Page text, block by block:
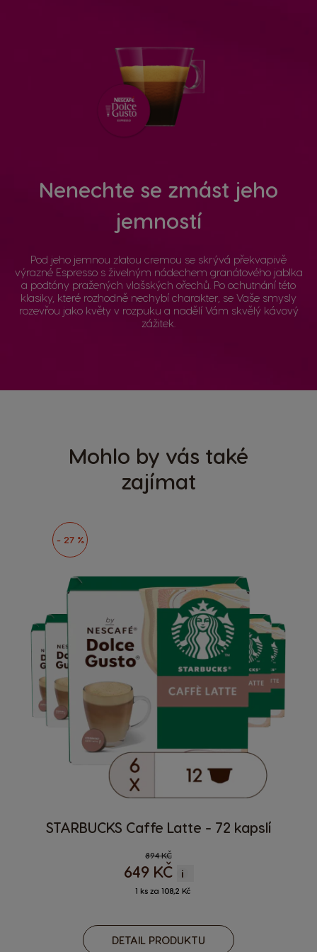
Nenechte se zmást jeho
jemností
Pod jeho jemnou zlatou cremou se skrývá překvapivě
výrazné Espresso s živelným nádechem granátového jablka
a podtóny pražených vlašských ořechů. Po ochutnání této
klasiky, které rozhodně nechybí charakter, se Vaše smysly
rozevřou jako květy v rozpuku a nadělí Vám skvělý kávový
zážitek.
Mohlo by vás také
zajímat
- 27 %
STARBUCKS Caffe Latte - 72 kapslí
Regular Price
894 KČ
649 KČ i
1 ks za 108,2 Kč
DETAIL PRODUKTU